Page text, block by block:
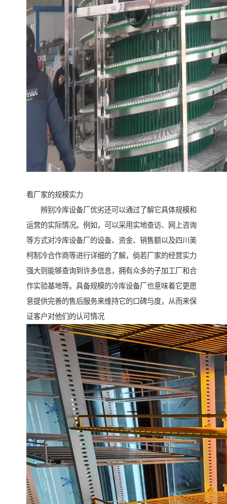
看厂家的规模实力
辨别冷库设备厂优劣还可以通过了解它具体规模和
运营的实际情况。例如，可以采用实地查访、网上咨询
等方式对冷库设备厂的设备、资金、销售额以及四川美
柯制冷合作商等进行详细的了解，倘若厂家的经营实力
强大则能够查询到许多信息，拥有众多的子加工厂和合
作实验基地等。具备规模的冷库设备厂也意味着它更愿
意提供完善的售后服务来维持它的口碑与度，从而来保
证客户对他们的认可情况